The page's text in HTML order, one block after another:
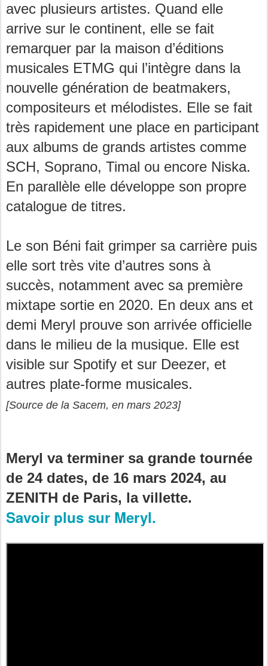
avec plusieurs artistes. Quand elle
arrive sur le continent, elle se fait
remarquer par la maison d’éditions
musicales ETMG qui l’intègre dans la
nouvelle génération de beatmakers,
compositeurs et mélodistes. Elle se fait
très rapidement une place en participant
aux albums de grands artistes comme
SCH, Soprano, Timal ou encore Niska.
En parallèle elle développe son propre
catalogue de titres.
Le son Béni fait grimper sa carrière puis
elle sort très vite d’autres sons à
succès, notamment avec sa première
mixtape sortie en 2020. En deux ans et
demi Meryl prouve son arrivée officielle
dans le milieu de la musique. Elle est
visible sur Spotify et sur Deezer, et
autres plate-forme musicales.
[Source de la Sacem, en mars 2023]
Meryl va terminer sa grande tournée
de 24 dates, de 16 mars 2024, au
ZENITH de Paris, la villette.
Savoir plus sur Meryl.